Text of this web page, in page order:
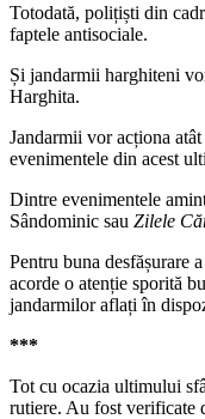
Totodată, polițiști din
faptele antisociale.
Și jandarmii harghiteni
Harghita.
Jandarmii vor acționa
evenimentele din acest
Dintre evenimentele
Sândominic sau Zilele
Pentru buna desfășurare
acorde o atenție sporită
jandarmilor aflați în
***
Tot cu ocazia ultimului
rutiere. Au fost verificate